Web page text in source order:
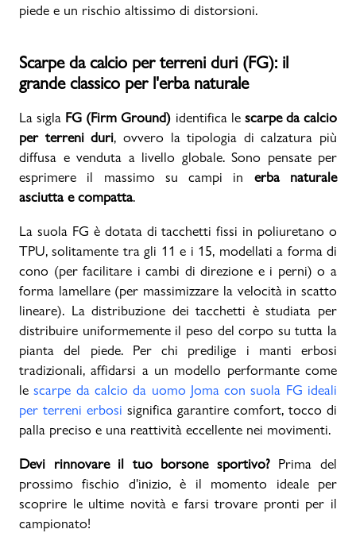
piede e un rischio altissimo di distorsioni.
Scarpe da calcio per terreni duri (FG): il
grande classico per l'erba naturale
La sigla FG (Firm Ground) identifica le scarpe da calcio
per terreni duri, ovvero la tipologia di calzatura più
diffusa e venduta a livello globale. Sono pensate per
esprimere il massimo su campi in erba naturale
asciutta e compatta.
La suola FG è dotata di tacchetti fissi in poliuretano o
TPU, solitamente tra gli 11 e i 15, modellati a forma di
cono (per facilitare i cambi di direzione e i perni) o a
forma lamellare (per massimizzare la velocità in scatto
lineare). La distribuzione dei tacchetti è studiata per
distribuire uniformemente il peso del corpo su tutta la
pianta del piede. Per chi predilige i manti erbosi
tradizionali, affidarsi a un modello performante come
lescarpe da calcio da uomo Joma con suola FG ideali
per terreni erbosi significa garantire comfort, tocco di
palla preciso e una reattività eccellente nei movimenti.
Devi rinnovare il tuo borsone sportivo?Prima del
prossimo fischio d'inizio, è il momento ideale per
scoprire le ultime novità e farsi trovare pronti per il
campionato!